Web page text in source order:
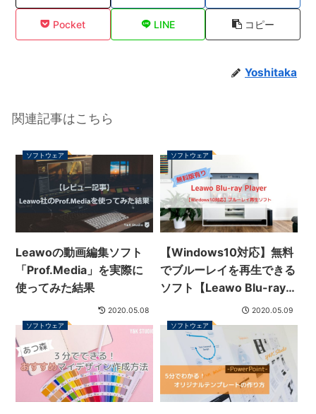
Pocket LINE コピー
Yoshitaka
関連記事はこちら
ソフトウェア
Leawoの動画編集ソフト
「Prof.Media」を実際に
使ってみた結果
2020.05.08
ソフトウェア
【Windows10対応】無料
でブルーレイを再生できる
ソフト【Leawo Blu-ray
Player】を徹底レビュー
2020.05.09
ソフトウェア ソフトウェア